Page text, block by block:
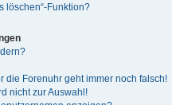
löschen“-Funktion?
die Forenuhr geht immer noch falsch!
nicht zur Auswahl!